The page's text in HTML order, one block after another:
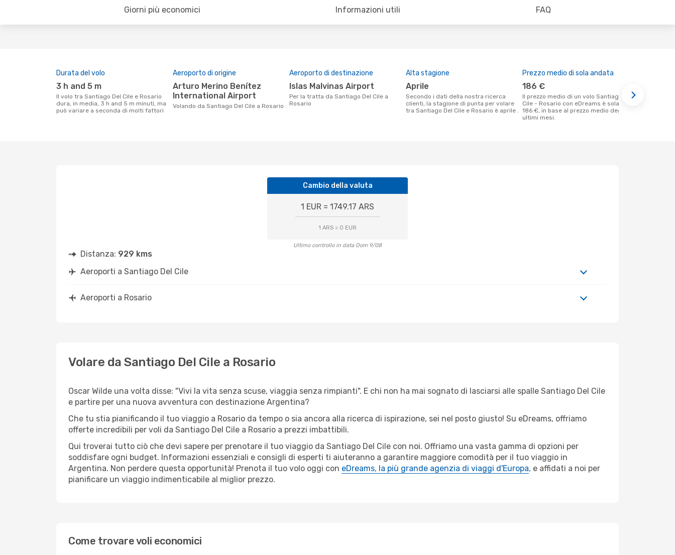
Giorni più economici Informazioni utili FAQ
Durata del volo
3 h and 5 m
Il volo tra Santiago Del Cile e Rosario
dura, in media, 3 h and 5 m minuti, ma
può variare a seconda di molti fattori
Aeroporto di origine
Arturo Merino Benítez
International Airport
Volando da Santiago Del Cile a Rosario
Aeroporto di destinazione
Islas Malvinas Airport
Per la tratta da Santiago Del Cile a
Rosario
Alta stagione
aprile
Secondo i dati della nostra ricerca
clienti, la stagione di punta per volare
tra Santiago Del Cile e Rosario è aprile .
Prezzo medio di sola andata
186 €
Il prezzo medio di un volo Santiago Del
Cile - Rosario con eDreams è solamente
186 €, in base al prezzo medio degli
ultimi mesi.
Cambio della valuta
1 EUR = 1749.17 ARS
1 ARS = 0 EUR
Ultimo controllo in data Dom 9/08
Distanza: 929 kms
Aeroporti a Santiago Del Cile
Aeroporti a Rosario
Volare da Santiago Del Cile a Rosario
Oscar Wilde una volta disse: "Vivi la vita senza scuse, viaggia senza rimpianti". E chi non ha mai sognato di lasciarsi alle spalle Santiago Del Cile
e partire per una nuova avventura con destinazione Argentina?
Che tu stia pianificando il tuo viaggio a Rosario da tempo o sia ancora alla ricerca di ispirazione, sei nel posto giusto! Su eDreams, offriamo
offerte incredibili per voli da Santiago Del Cile a Rosario a prezzi imbattibili.
Qui troverai tutto ciò che devi sapere per prenotare il tuo viaggio da Santiago Del Cile con noi. Offriamo una vasta gamma di opzioni per
soddisfare ogni budget. Informazioni essenziali e consigli di esperti ti aiuteranno a garantire maggiore comodità per il tuo viaggio in
Argentina. Non perdere questa opportunità! Prenota il tuo volo oggi con eDreams, la più grande agenzia di viaggi d'Europa, e affidati a noi per
pianificare un viaggio indimenticabile al miglior prezzo.
Come trovare voli economici